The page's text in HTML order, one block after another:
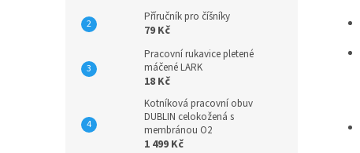
Příručník pro číšníky
79 Kč
Pracovní rukavice pletené
máčené LARK
18 Kč
Kotníková pracovní obuv
DUBLIN celokožená s
membránou O2
1 499 Kč